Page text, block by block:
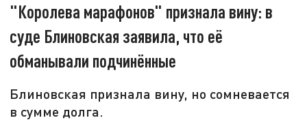
"Королева марафонов" признала вину: в
суде Блиновская заявила, что её
обманывали подчинённые
Блиновская признала вину, но сомневается
в сумме долга.